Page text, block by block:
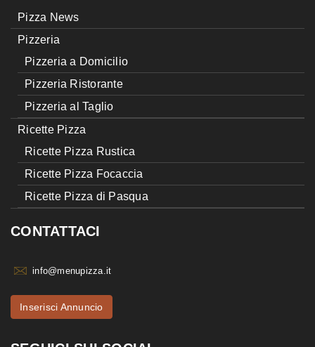
Pizza News
Pizzeria
Pizzeria a Domicilio
Pizzeria Ristorante
Pizzeria al Taglio
Ricette Pizza
Ricette Pizza Rustica
Ricette Pizza Focaccia
Ricette Pizza di Pasqua
CONTATTACI
info@menupizza.it
Inserisci Annuncio